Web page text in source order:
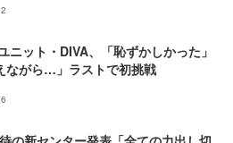
ニット・DIVA、「恥ずかしかった」
ながら…」ラストで初挑戦